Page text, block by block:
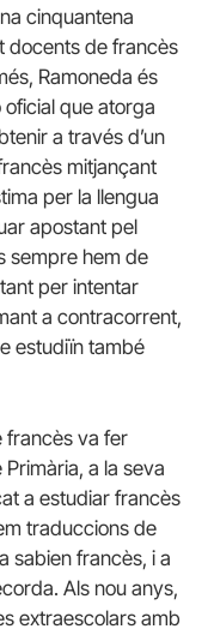
cinquantena
docents de francès
Ramoneda és
que atorga
a través d’un
mitjançant
per la llengua
apostant pel
sempre hem de
per intentar
a contracorrent,
estudiïn també
francès va fer
a la seva
a estudiar francès
traduccions de
sabien francès, i a
Als nou anys,
extraescolars amb